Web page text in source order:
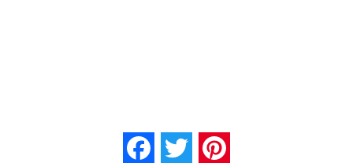
FacebookTwitter